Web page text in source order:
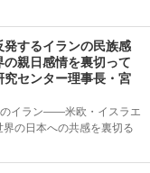
するイランの民族感
親日感情を裏切って
センター理事長・宮
のイラン――米欧・イスラエ
の日本への共感を裏切る